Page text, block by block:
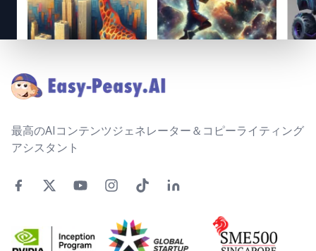
最高のAIコンテンツジェネレーター＆コピーライティング
アシスタント